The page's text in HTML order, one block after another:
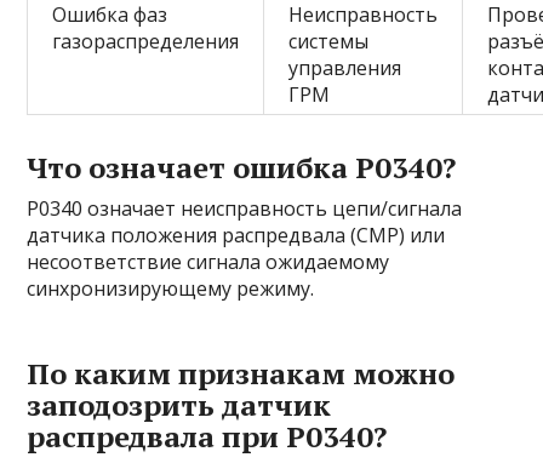
Ошибка фаз
газораспределения
Неисправность
системы
управления
ГРМ
Что означает ошибка P0340?
P0340 означает неисправность цепи/сигнала
датчика положения распредвала (CMP) или
несоответствие сигнала ожидаемому
синхронизирующему режиму.
По каким признакам можно
заподозрить датчик
распредвала при P0340?